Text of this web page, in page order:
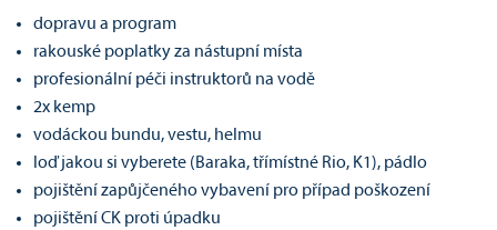
dopravu a program
rakouské poplatky za nástupní místa
profesionální péči instruktorů na vodě
2x kemp
vodáckou bundu, vestu, helmu
loď jakou si vyberete (Baraka, třímístné Rio, K1), pádlo
pojištění zapůjčeného vybavení pro případ poškození
pojištění CK proti úpadku